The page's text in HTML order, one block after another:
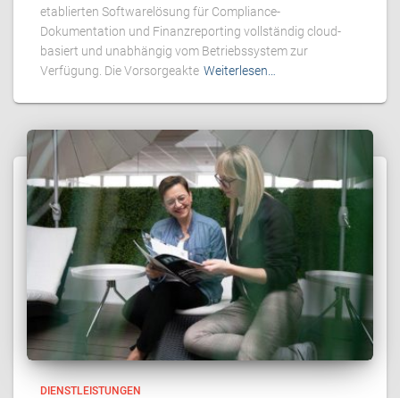
etablierten Softwarelösung für Compliance-
Dokumentation und Finanzreporting vollständig cloud-
basiert und unabhängig vom Betriebssystem zur
Verfügung. Die Vorsorgeakte Weiterlesen…
DIENSTLEISTUNGEN